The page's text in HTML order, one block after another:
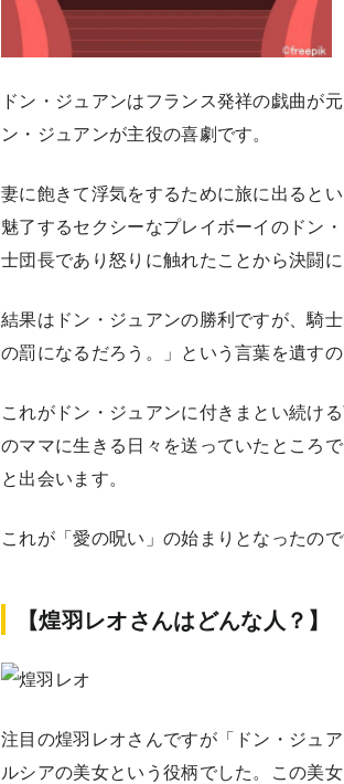
ドン・ジュアンはフランス発祥の戯曲が
ン・ジュアンが主役の喜劇です。
妻に飽きて浮気をするために旅に出ると
魅了するセクシーなプレイボーイのドン
士団長であり怒りに触れたことから決闘に
結果はドン・ジュアンの勝利ですが、騎
の罰になるだろう。」という言葉を遺すの
これがドン・ジュアンに付きまとい続け
のママに生きる日々を送っていたところ
と出会います。
これが「愛の呪い」の始まりとなったので
【煌羽レオさんはどんな人？】
注目の煌羽レオさんですが「ドン・ジュ
ルシアの美女という役柄でした。この美